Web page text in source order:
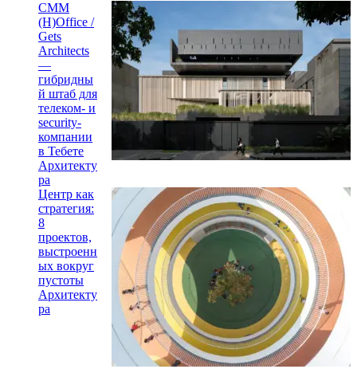
CMM
(H)Office /
Gets
Architects
—
гибридны
й штаб для
телеком- и
security-
компании
в Тебете
Архитекту
ра
Центр как
стратегия:
8
проектов,
выстроенн
ых вокруг
пустоты
Архитекту
ра